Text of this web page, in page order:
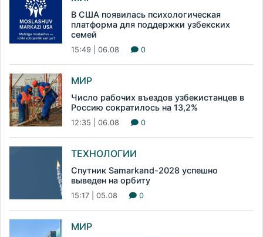
В США появилась психологическая
платформа для поддержки узбекских
семей
15:49 | 06.08 0
МИР
Число рабочих въездов узбекистанцев в
Россию сократилось на 13,2%
12:35 | 06.08 0
ТЕХНОЛОГИИ
Спутник Samarkand-2028 успешно
выведен на орбиту
15:17 | 05.08 0
МИР